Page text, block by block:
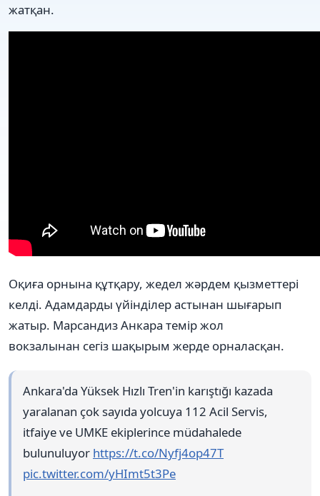
жатқан.
Оқиға орнына құтқару, жедел жәрдем қызметтері
келді. Адамдарды үйінділер астынан шығарып
жатыр. Марсандиз Анкара темір жол
вокзалынан сегіз шақырым жерде орналасқан.
Ankara'da Yüksek Hızlı Tren'in karıştığı kazada
yaralanan çok sayıda yolcuya 112 Acil Servis,
itfaiye ve UMKE ekiplerince müdahalede
bulunuluyor https://t.co/Nyfj4op47T
pic.twitter.com/yHImt5t3Pe